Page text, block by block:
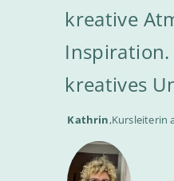
kreative
Inspiration.
kreatives
Kathrin,Kursleiterin
nächste
Anke,Chorsängerin